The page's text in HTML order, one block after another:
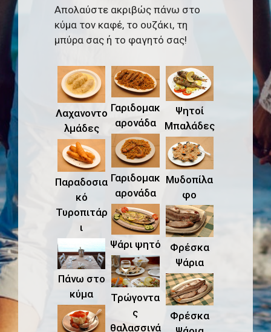
Απολαύστε ακριβώς πάνω στο
κύμα τον καφέ, το ουζάκι, τη
μπύρα σας ή το φαγητό σας!
Λαχανοντο
λμάδες
Παραδοσια
κό
Τυροπιτάρ
ι
Πάνω στο
κύμα
Γαριδομακ
αρονάδα
Γαριδομακ
αρονάδα
Ψάρι ψητό
Τρώγοντα
ς
θαλασσινά
Ψητοί
Μπαλάδες
Μυδοπίλα
φο
Φρέσκα
Ψάρια
Φρέσκα